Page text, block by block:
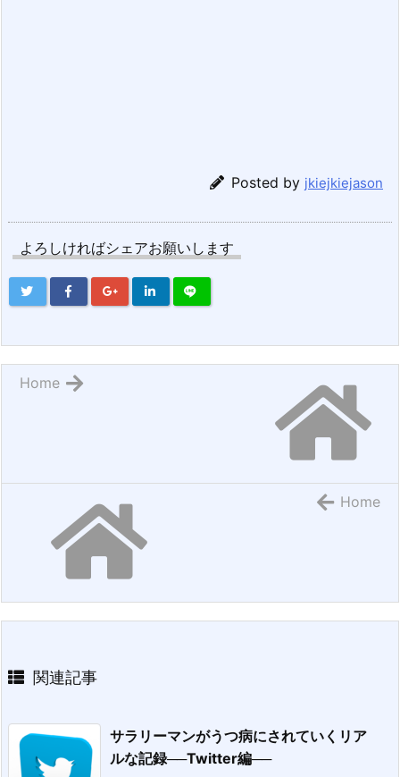
Posted by jkiejkiejason
よろしければシェアお願いします
Home
Home
関連記事
サラリーマンがうつ病にされていくリア
ルな記録──Twitter編──